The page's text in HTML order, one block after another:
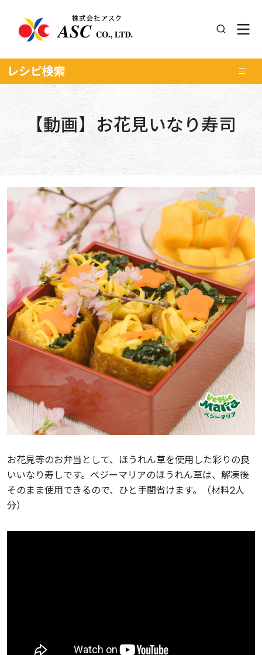
レシピ検索
【動画】お花見いなり寿司
お花見等のお弁当として、ほうれん草を使用した彩りの良
いいなり寿しです。ベジーマリアのほうれん草は、解凍後
そのまま使用できるので、ひと手間省けます。（材料2人
分）